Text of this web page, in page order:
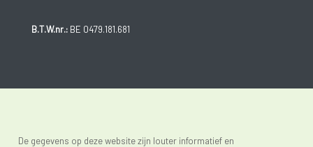
B.T.W.nr.:BE 0479.181.681
De gegevens op deze website zijn louter informatief en